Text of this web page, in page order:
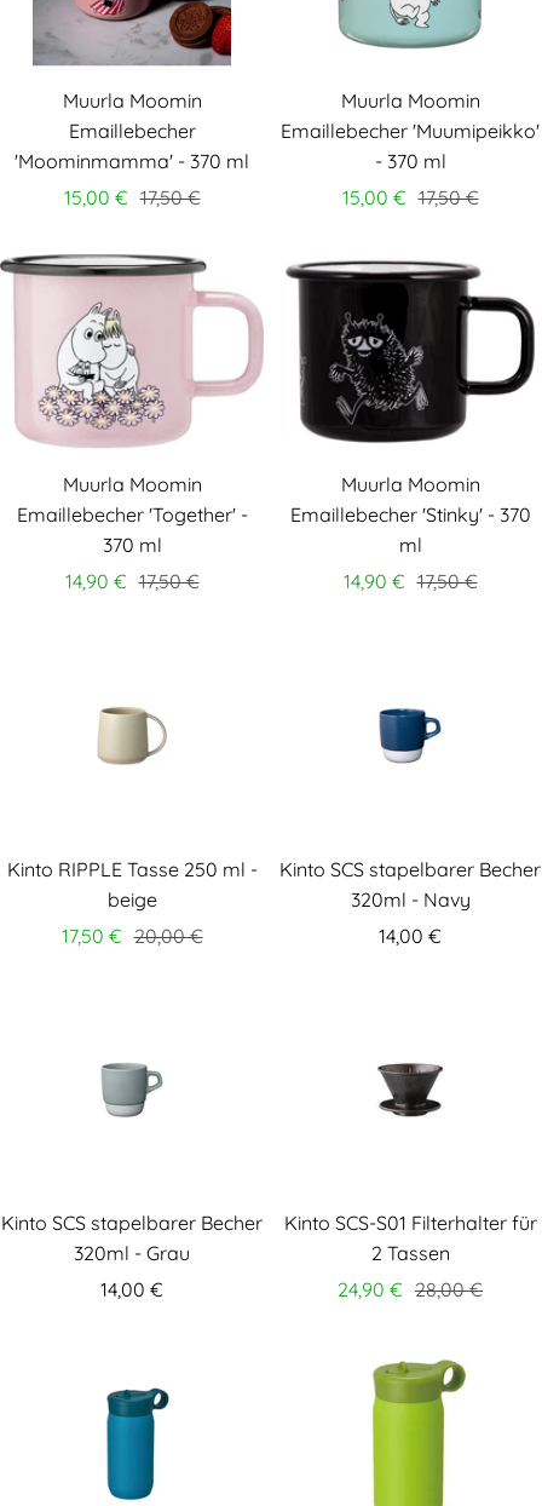
Muurla Moomin
Emaillebecher
'Moominmamma' - 370 ml
15,00 € 17,50 €
Muurla Moomin
Emaillebecher 'Muumipeikko'
- 370 ml
15,00 € 17,50 €
Muurla Moomin
Emaillebecher 'Together' -
370 ml
14,90 € 17,50 €
Muurla Moomin
Emaillebecher 'Stinky' - 370
ml
14,90 € 17,50 €
Kinto RIPPLE Tasse 250 ml -
beige
17,50 € 20,00 €
Kinto SCS stapelbarer Becher
320ml - Navy
14,00 €
Kinto SCS stapelbarer Becher
320ml - Grau
14,00 €
Kinto SCS-S01 Filterhalter für
2 Tassen
24,90 € 28,00 €